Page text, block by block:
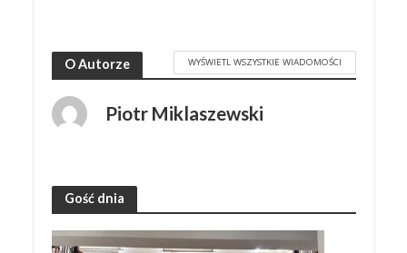
O Autorze WYŚWIETL WSZYSTKIE WIADOMOŚCI
Piotr Miklaszewski
Gość dnia